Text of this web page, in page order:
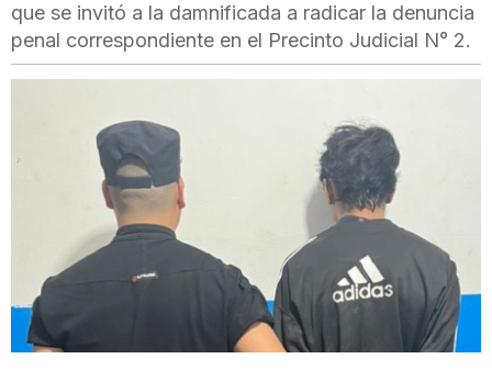
que se invitó a la damnificada a radicar la denuncia
penal correspondiente en el Precinto Judicial N° 2.